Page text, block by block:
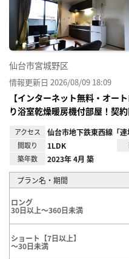
仙台市宮城野区
情報更新日 2026/08/09 18:09
【インターネット無料・オー
り浴室乾燥暖房機付部屋！契
アクセス 仙台市地下鉄東西線「連
間取り 1LDK
築年数 2023年 4月 築
プラン名・期間
ロング
30日以上～360日未満
ショート【7日以上】
～30日未満